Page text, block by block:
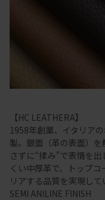
【HC LEATHERA】
1958年創業、イタリア
製。銀面（革の表面）
さずに“揉み”で表情を
くい中厚革で、トップ
リアする品質を実現して
SEMI ANILINE FINISH